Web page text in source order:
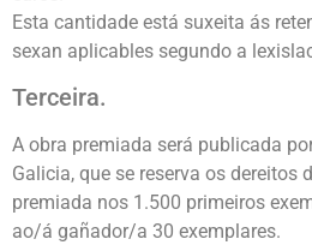
Esta cantidade está suxeita ás
sexan aplicables segundo a
Terceira.
A obra premiada será publicada
Galicia, que se reserva os dereitos
premiada nos 1.500 primeiros
ao/á gañador/a 30 exemplares.